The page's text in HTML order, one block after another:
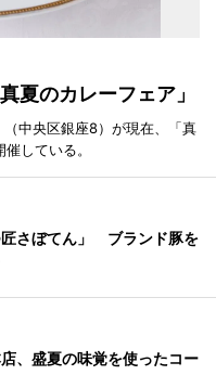
夏のカレーフェア」
（中央区銀座8）が現在、「真
している。
さぼてん」 ブランド豚を
、盛夏の味覚を使ったコー